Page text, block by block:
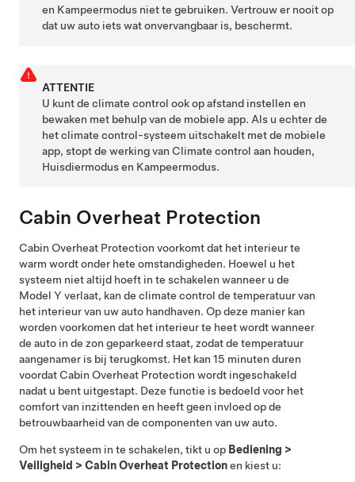
en Kampeermodus niet te gebruiken. Vertrouw er nooit op
dat uw auto iets wat onvervangbaar is, beschermt.
ATTENTIE
U kunt de climate control ook op afstand instellen en
bewaken met behulp van de mobiele app. Als u echter de
het climate control-systeem uitschakelt met de mobiele
app, stopt de werking van Climate control aan houden,
Huisdiermodusen Kampeermodus.
Cabin Overheat Protection
Cabin Overheat Protection voorkomt dat het interieur te
warm wordt onder hete omstandigheden. Hoewel u het
systeem niet altijd hoeft in te schakelen wanneer u de
Model Y verlaat, kan de climate control de temperatuur van
het interieur van uw auto handhaven. Op deze manier kan
worden voorkomen dat het interieur te heet wordt wanneer
de auto in de zon geparkeerd staat, zodat de temperatuur
aangenamer is bij terugkomst. Het kan 15 minuten duren
voordat Cabin Overheat Protection wordt ingeschakeld
nadat u bent uitgestapt. Deze functie is bedoeld voor het
comfort van inzittenden en heeft geen invloed op de
betrouwbaarheid van de componenten van uw auto.
Om het systeem in te schakelen, tikt u op Bediening >
Veiligheid > Cabin Overheat Protectionen kiest u: